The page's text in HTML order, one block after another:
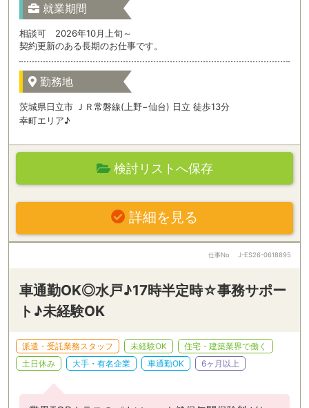
就業期間
相談可 2026年10月上旬～
契約更新のある長期のお仕事です。
勤務地
茨城県日立市 ＪＲ常磐線(上野−仙台) 日立 徒歩13分
幸町エリア♪
検討リストへ保存
詳細を見る
仕事No J-ES26-0618895
車通勤OK◎水戸♪17時半定時☆事務サポー
ト♪未経験OK
派遣・受託業務スタッフ 未経験OK
住宅・建築業界で働く
土日休み
大手・有名企業 車通勤OK 6ヶ月以上